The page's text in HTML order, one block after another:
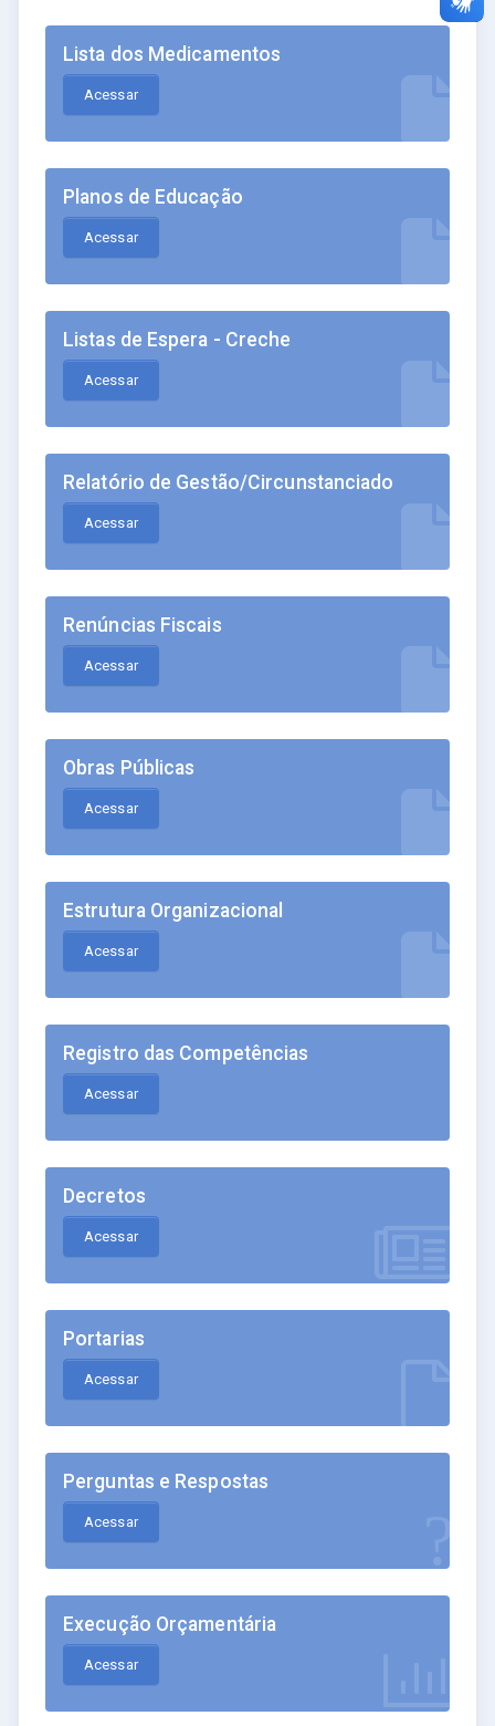
Lista dos Medicamentos
Acessar
Planos de Educação
Acessar
Listas de Espera - Creche
Acessar
Relatório de Gestão/Circunstanciado
Acessar
Renúncias Fiscais
Acessar
Obras Públicas
Acessar
Estrutura Organizacional
Acessar
Registro das Competências
Acessar
Decretos
Acessar
Portarias
Acessar
Perguntas e Respostas
Acessar
Execução Orçamentária
Acessar